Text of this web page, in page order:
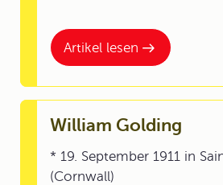
Artikel lesen
William Golding
* 19. September 1911 in
(Cornwall)